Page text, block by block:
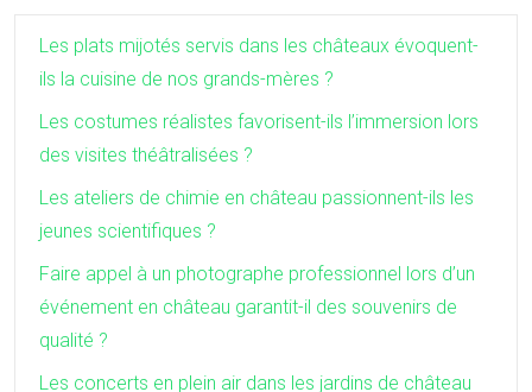
Les plats mijotés servis dans les châteaux évoquent-
ils la cuisine de nos grands-mères ?
Les costumes réalistes favorisent-ils l’immersion lors
des visites théâtralisées ?
Les ateliers de chimie en château passionnent-ils les
jeunes scientifiques ?
Faire appel à un photographe professionnel lors d’un
événement en château garantit-il des souvenirs de
qualité ?
Les concerts en plein air dans les jardins de château